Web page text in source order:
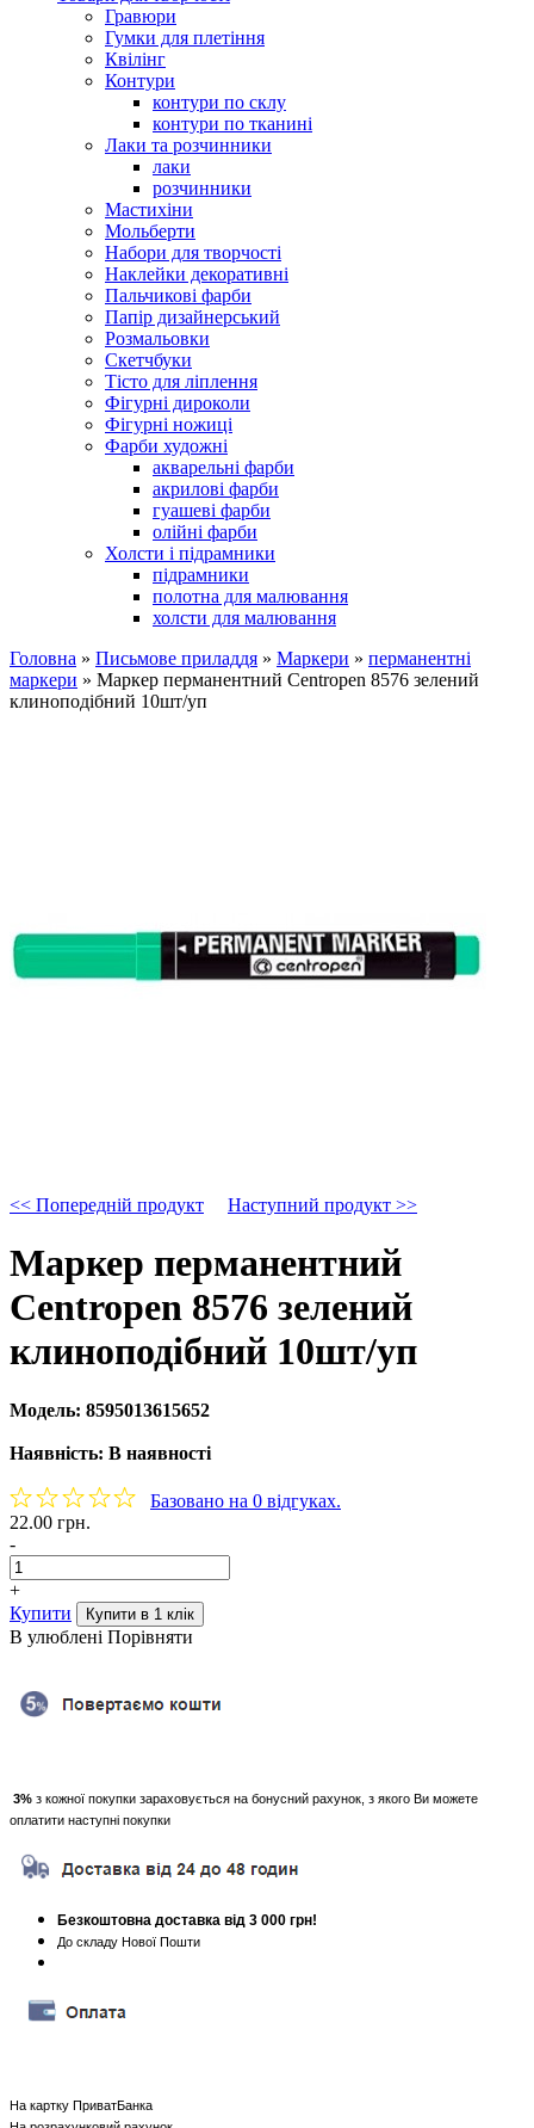
Гравюри
Гумки для плетіння
Квілінг
Контури
контури по склу
контури по тканині
Лаки та розчинники
лаки
розчинники
Мастихіни
Мольберти
Набори для творчості
Наклейки декоративні
Пальчикові фарби
Папір дизайнерський
Розмальовки
Скетчбуки
Тісто для ліплення
Фігурні дироколи
Фігурні ножиці
Фарби художні
акварельні фарби
акрилові фарби
гуашеві фарби
олійні фарби
Холсти і підрамники
підрамники
полотна для малювання
холсти для малювання
Головна » Письмове приладдя » Маркери » перманентні
маркери » Маркер перманентний Centropen 8576 зелений
клиноподібний 10шт/уп
<< Попередній продукт Наступний продукт >>
Маркер перманентний
Centropen 8576 зелений
клиноподібний 10шт/уп
Модель: 8595013615652
Наявність: В наявності
Базовано на 0 відгуках.
22.00 грн.
-
+
Купити
В улюблені Порівняти
3% з кожної покупки зараховується на бонусний рахунок, з якого Ви можете
оплатити наступні покупки
Безкоштовна доставка від 3 000 грн!
До складу Нової Пошти
На картку ПриватБанка